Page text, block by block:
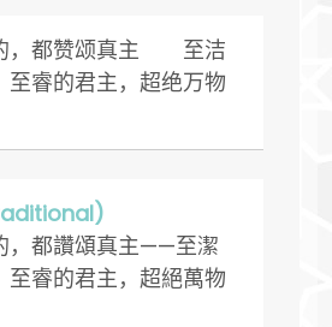
，都赞颂真主 至洁
至睿的君主，超绝万物
，都讚頌真主——至潔
至睿的君主，超絕萬物